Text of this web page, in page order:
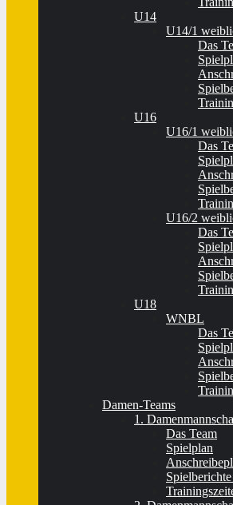
U14
U14/1
Das
U16
U16/1
Das
U16/2
Das
U18
WNBL
Das
Damen-Teams
1.
Das Team
Spielplan